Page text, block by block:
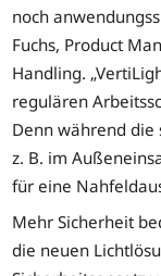
noch
Fuchs, Product
Handling.
regulären
Denn während die
z. B. im
für eine
Mehr Sicherheit
die neuen